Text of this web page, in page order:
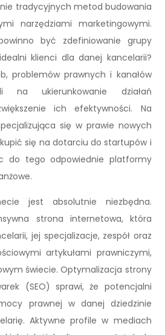
tradycyjnych metod budowania
narzędziami marketingowymi.
być zdefiniowanie grupy
klienci dla danej kancelarii?
problemów prawnych i kanałów
na ukierunkowanie działań
ich efektywności. Na
się w prawie nowych
się na dotarciu do startupów i
do tego odpowiednie platformy
jest absolutnie niezbędna.
strona internetowa, która
jej specjalizacje, zespół oraz
artykułami prawniczymi,
świecie. Optymalizacja strony
(SEO) sprawi, że potencjalni
prawnej w danej dziedzinie
Aktywne profile w mediach